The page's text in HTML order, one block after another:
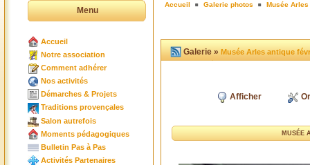
Menu
Accueil
Notre association
Comment adhérer
Nos activités
Démarches & Projets
Traditions provençales
Salon autrefois
Moments pédagogiques
Bulletin Pas à Pas
Activités Partenaires
Accueil Galerie photos Musée
Galerie »Musée Arles antique
Afficher
MUSÉE